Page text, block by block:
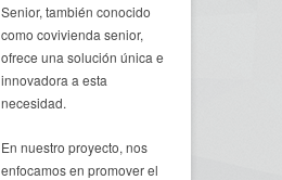
Senior, también conocido
como covivienda senior,
ofrece una solución única e
innovadora a esta
necesidad.
En nuestro proyecto, nos
enfocamos en promover el